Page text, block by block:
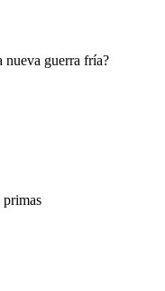
nueva guerra fría?
primas